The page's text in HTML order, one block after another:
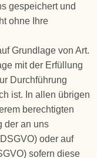
gespeichert und
ohne Ihre
Grundlage von Art.
mit der Erfüllung
Durchführung
ist. In allen übrigen
berechtigten
der an uns
oder auf
sofern diese